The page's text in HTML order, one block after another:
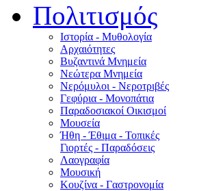
Πολιτισμός
Ιστορία - Μυθολογία
Αρχαιότητες
Βυζαντινά Μνημεία
Νεώτερα Μνημεία
Νερόμυλοι - Nεροτριβές
Γεφύρια - Μονοπάτια
Παραδοσιακοί Οικισμοί
Μουσεία
Ήθη - Έθιμα - Τοπικές
Γιορτές - Παραδόσεις
Λαογραφία
Μουσική
Κουζίνα - Γαστρονομία